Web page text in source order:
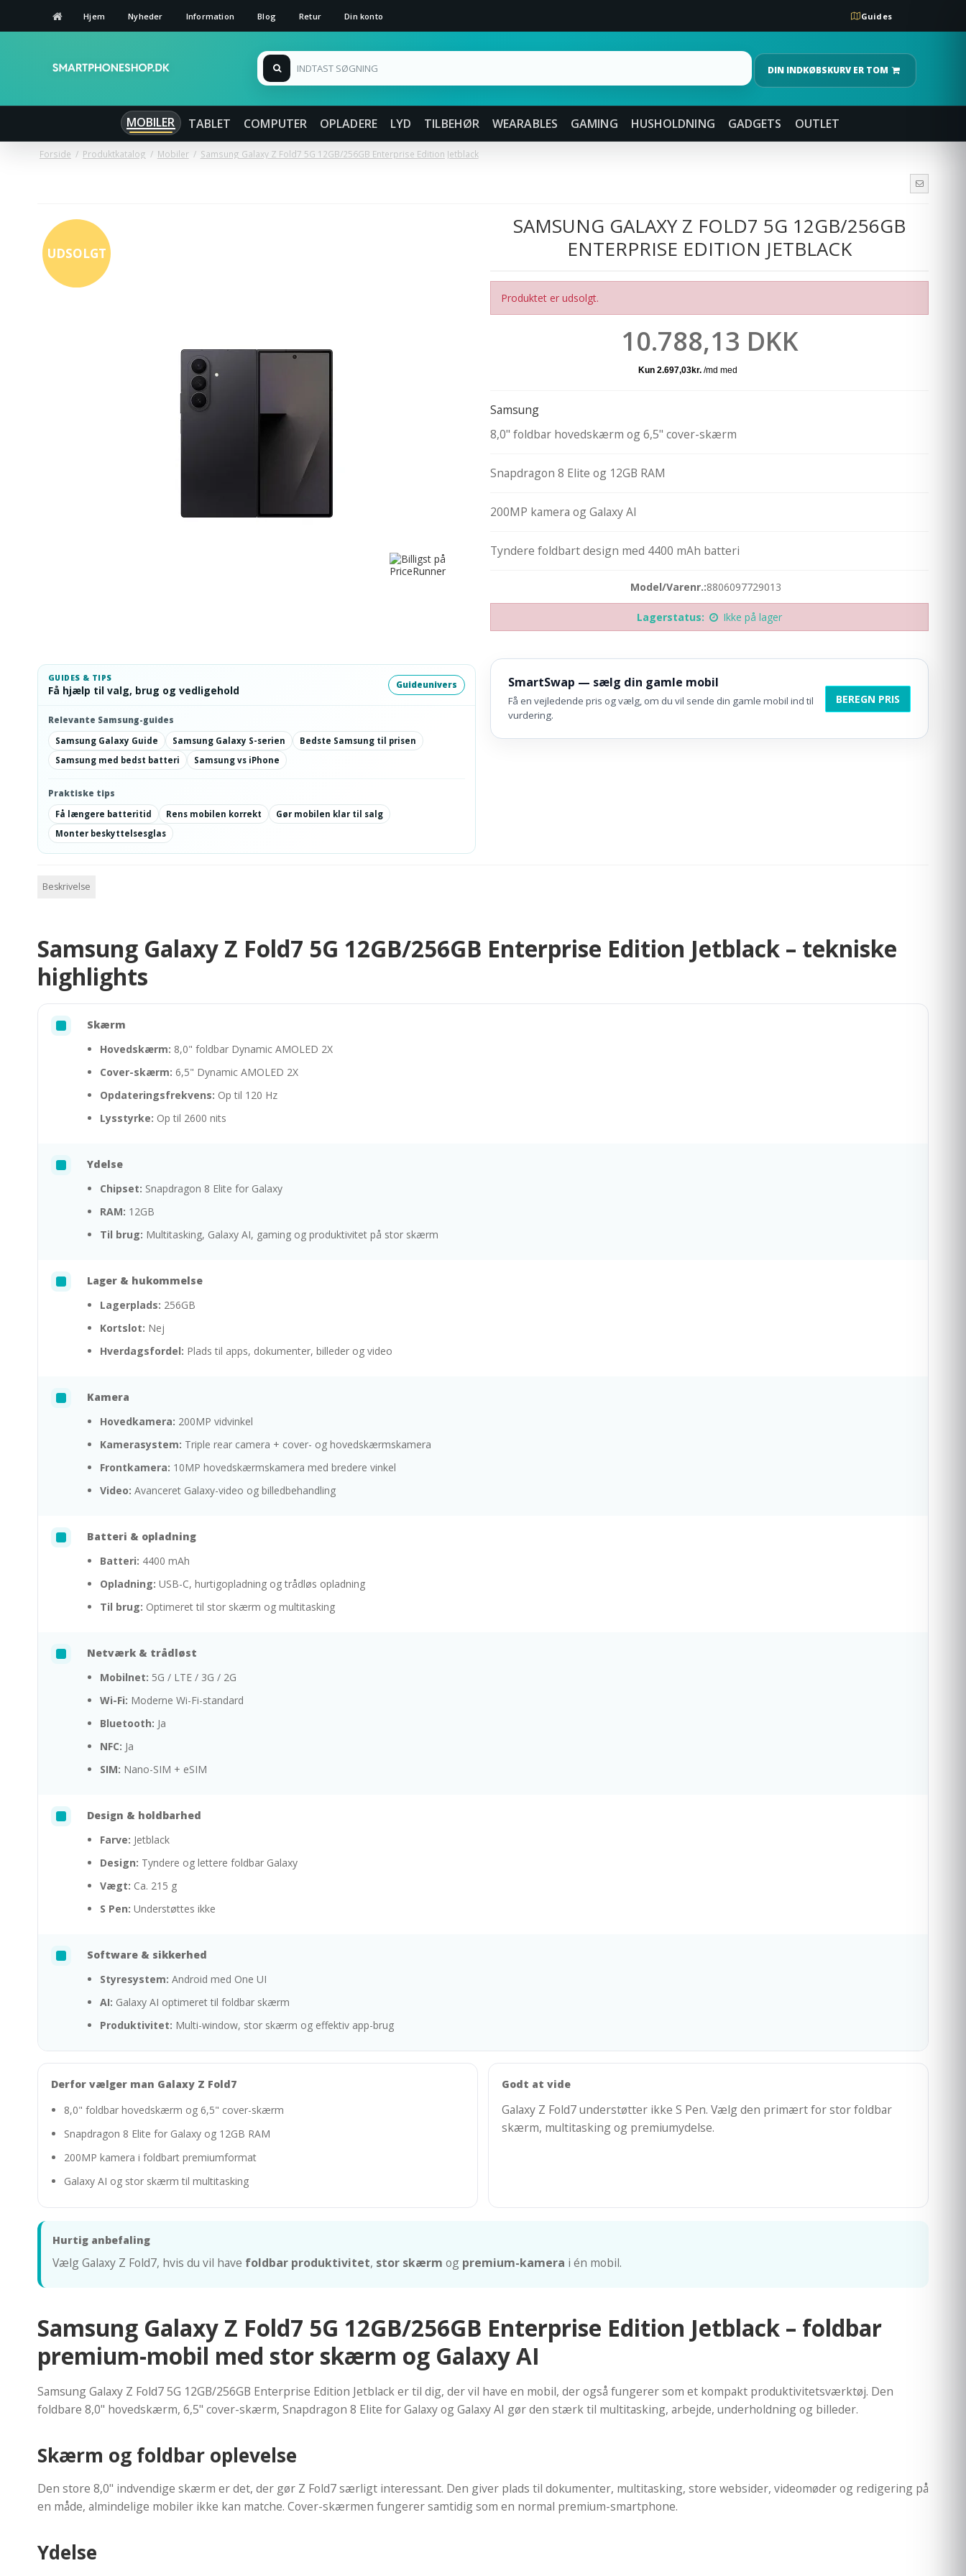
Hjem Nyheder Information Blog Retur Din konto Guides
DIN INDKØBSKURV ER TOM
MOBILER TABLET COMPUTER OPLADERE LYD TILBEHØR WEARABLES GAMING HUSHOLDNING GADGETS OUTLET
Forside / Produktkatalog / Mobiler / Samsung Galaxy Z Fold7 5G 12GB/256GB Enterprise Edition Jetblack
UDSOLGT
GUIDES & TIPS
Få hjælp til valg, brug og vedligehold Guideunivers
Relevante Samsung-guides
Samsung Galaxy Guide
Samsung Galaxy S-serien
Bedste Samsung til prisen
Samsung med bedst batteri
Samsung vs iPhone
Praktiske tips
Få længere batteritid
Rens mobilen korrekt
Gør mobilen klar til salg
Monter beskyttelsesglas
SAMSUNG GALAXY Z FOLD7 5G 12GB/256GB
ENTERPRISE EDITION JETBLACK
Produktet er udsolgt.
10.788,13 DKK
Samsung
8,0" foldbar hovedskærm og 6,5" cover-skærm
Snapdragon 8 Elite og 12GB RAM
200MP kamera og Galaxy AI
Tyndere foldbart design med 4400 mAh batteri
Model/Varenr.:8806097729013
Lagerstatus: Ikke på lager
SmartSwap — sælg din gamle mobil
Få en vejledende pris og vælg, om du vil sende din gamle mobil ind til
vurdering.
BEREGN PRIS
Beskrivelse
Samsung Galaxy Z Fold7 5G 12GB/256GB Enterprise Edition Jetblack – tekniske
highlights
Skærm
Hovedskærm: 8,0" foldbar Dynamic AMOLED 2X
Cover-skærm: 6,5" Dynamic AMOLED 2X
Opdateringsfrekvens: Op til 120 Hz
Lysstyrke: Op til 2600 nits
Ydelse
Chipset: Snapdragon 8 Elite for Galaxy
RAM: 12GB
Til brug: Multitasking, Galaxy AI, gaming og produktivitet på stor skærm
Lager & hukommelse
Lagerplads: 256GB
Kortslot: Nej
Hverdagsfordel: Plads til apps, dokumenter, billeder og video
Kamera
Hovedkamera: 200MP vidvinkel
Kamerasystem: Triple rear camera + cover- og hovedskærmskamera
Frontkamera: 10MP hovedskærmskamera med bredere vinkel
Video: Avanceret Galaxy-video og billedbehandling
Batteri & opladning
Batteri: 4400 mAh
Opladning: USB-C, hurtigopladning og trådløs opladning
Til brug: Optimeret til stor skærm og multitasking
Netværk & trådløst
Mobilnet: 5G / LTE / 3G / 2G
Wi-Fi: Moderne Wi-Fi-standard
Bluetooth: Ja
NFC: Ja
SIM: Nano-SIM + eSIM
Design & holdbarhed
Farve: Jetblack
Design: Tyndere og lettere foldbar Galaxy
Vægt: Ca. 215 g
S Pen: Understøttes ikke
Software & sikkerhed
Styresystem: Android med One UI
AI: Galaxy AI optimeret til foldbar skærm
Produktivitet: Multi-window, stor skærm og effektiv app-brug
Derfor vælger man Galaxy Z Fold7
8,0" foldbar hovedskærm og 6,5" cover-skærm
Snapdragon 8 Elite for Galaxy og 12GB RAM
200MP kamera i foldbart premiumformat
Galaxy AI og stor skærm til multitasking
Godt at vide
Galaxy Z Fold7 understøtter ikke S Pen. Vælg den primært for stor foldbar
skærm, multitasking og premiumydelse.
Hurtig anbefaling
Vælg Galaxy Z Fold7, hvis du vil have foldbar produktivitet, stor skærm og premium-kamera i én mobil.
Samsung Galaxy Z Fold7 5G 12GB/256GB Enterprise Edition Jetblack – foldbar
premium-mobil med stor skærm og Galaxy AI
Samsung Galaxy Z Fold7 5G 12GB/256GB Enterprise Edition Jetblack er til dig, der vil have en mobil, der også fungerer som et kompakt produktivitetsværktøj. Den
foldbare 8,0" hovedskærm, 6,5" cover-skærm, Snapdragon 8 Elite for Galaxy og Galaxy AI gør den stærk til multitasking, arbejde, underholdning og billeder.
Skærm og foldbar oplevelse
Den store 8,0" indvendige skærm er det, der gør Z Fold7 særligt interessant. Den giver plads til dokumenter, multitasking, store websider, videomøder og redigering på
en måde, almindelige mobiler ikke kan matche. Cover-skærmen fungerer samtidig som en normal premium-smartphone.
Ydelse